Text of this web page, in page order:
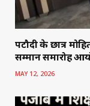
पटौदी के छात्र
सम्मान समारोह
MAY 12, 2026